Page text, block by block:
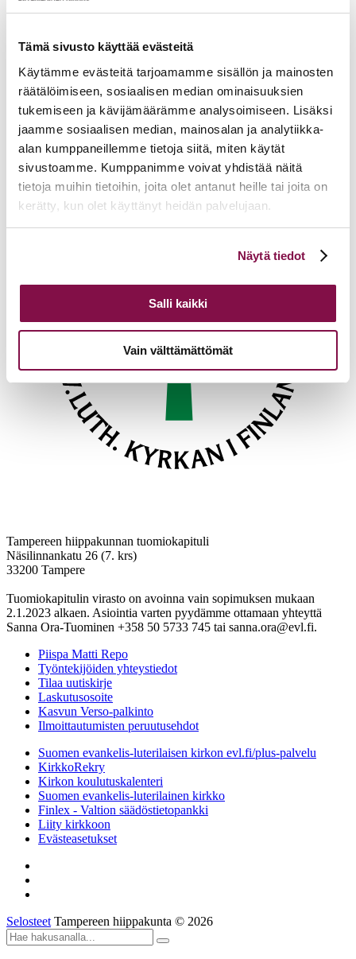
Tämä sivusto käyttää evästeitä
Käytämme evästeitä tarjoamamme sisällön ja mainosten
räätälöimiseen, sosiaalisen median ominaisuuksien
tukemiseen ja kävijämäärämme analysoimiseen. Lisäksi
jaamme sosiaalisen median, mainosalan ja analytiikka-
alan kumppaneillemme tietoja siitä, miten käytät
sivustoamme. Kumppanimme voivat yhdistää näitä
tietoja muihin tietoihin, joita olet antanut heille tai joita on
kerätty, kun olet käyttänyt heidän palvelujaan.
linkistä.
Näytä tiedot
Salli kaikki
Vain välttämättömät
tuulia.matilainen@evl.fi
Tulevia tapahtumia
Tuomiokapitulin istunto 19.08.2026
Ikkunoita kristilliseen spiritualiteettiin: Matkakumppanuuden päivä
runojen, taiteen ja luonnon äärellä 25.08.2026
Toimistoväen verkostotapaaminen
Takaisin tapahtumiin
Tampereen hiippakunnan tuomiokapituli
Näsilinnankatu 26 (7. krs)
33200 Tampere
Tuomiokapitulin virasto on avoinna vain sopimuksen mukaan
2.1.2023 alkaen. Asiointia varten pyydämme ottamaan yhteyttä
Sanna Ora-Tuominen +358 50 5733 745 tai sanna.ora@evl.fi.
Piispa Matti Repo
Työntekijöiden yhteystiedot
Tilaa uutiskirje
Laskutusosoite
Kasvun Verso-palkinto
Ilmoittautumisten peruutusehdot
Suomen evankelis-luterilaisen kirkon evl.fi/plus-palvelu
KirkkoRekry
Kirkon koulutuskalenteri
Suomen evankelis-luterilainen kirkko
Finlex - Valtion säädöstietopankki
Liity kirkkoon
Evästeasetukset
Selosteet Tampereen hiippakunta © 2026